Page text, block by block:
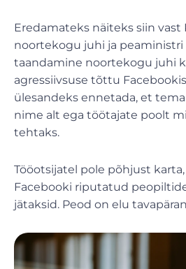
Eredamateks näiteks siin vast
noortekogu juhi ja
taandamine noortekogu juhi
agressiivsuse tõttu
ülesandeks ennetada, et
nime alt ega töötajate poolt
tehtaks.
Tööotsijatel pole põhjust
Facebooki riputatud
jätaksid. Peod on elu